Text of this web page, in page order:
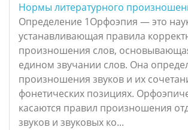
Нормы литературного
Определение 1Орфоэпия — это
устанавливающая правила
произношения слов,
едином звучании слов. Она
произношения звуков и их
фонетических позициях.
касаются правил произношения
звуков и звуковых ко...